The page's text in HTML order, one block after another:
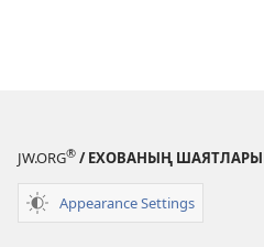
JW.ORG® / ЕХОВАНЫҢ
Appearance Settings